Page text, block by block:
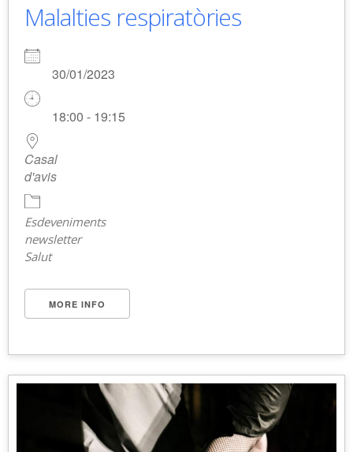
Malalties respiratòries
30/01/2023
18:00 - 19:15
Casal
d'avis
Esdeveniments
newsletter
Salut
MORE INFO